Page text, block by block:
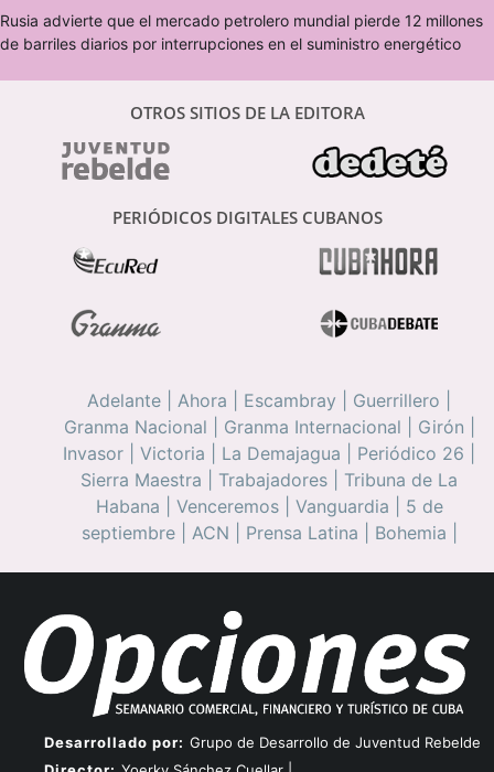
Rusia advierte que el mercado petrolero mundial pierde 12 millones
de barriles diarios por interrupciones en el suministro energético
OTROS SITIOS DE LA EDITORA
PERIÓDICOS DIGITALES CUBANOS
Adelante Ahora Escambray Guerrillero
Granma Nacional
Granma Internacional Girón
Invasor
Victoria La Demajagua Periódico 26
Sierra Maestra
Trabajadores
Tribuna de La
Habana
Venceremos| Vanguardia
5 de
septiembre| ACN Prensa Latina Bohemia
Desarrollado por: Grupo de Desarrollo de Juventud Rebelde